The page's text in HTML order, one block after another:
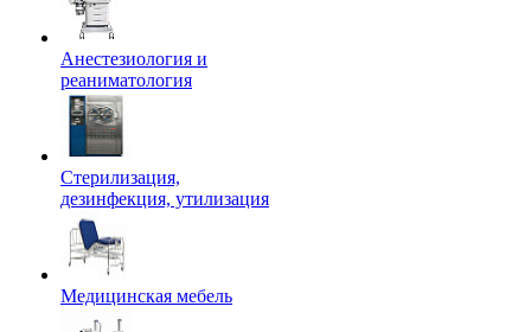
Анестезиология и
реаниматология
Стерилизация,
дезинфекция, утилизация
Медицинская мебель